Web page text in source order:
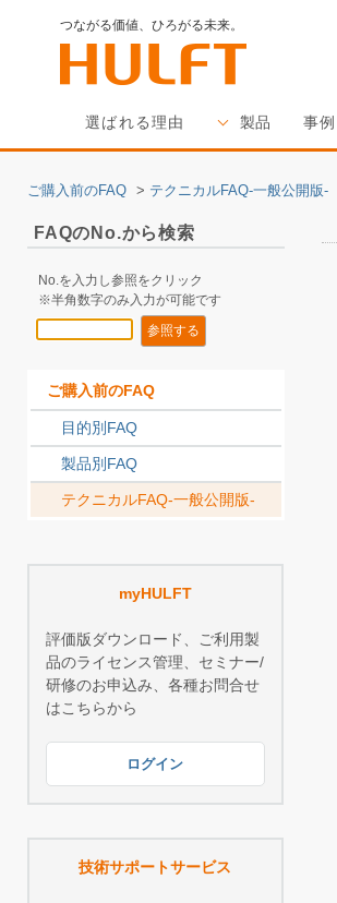
つながる価値、ひろがる未来。
選ばれる理由 製品 事例
ご購入前のFAQ > テクニカルFAQ-一般公開版-
FAQのNo.から検索
No.を入力し参照をクリック
※半角数字のみ入力が可能です
ご購入前のFAQ
目的別FAQ
製品別FAQ
テクニカルFAQ-一般公開版-
myHULFT
評価版ダウンロード、ご利用製
品のライセンス管理、セミナー/
研修のお申込み、各種お問合せ
はこちらから
ログイン
技術サポートサービス